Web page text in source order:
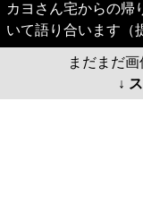
カヨさん宅からの帰
いて語り合います（
まだまだ
↓